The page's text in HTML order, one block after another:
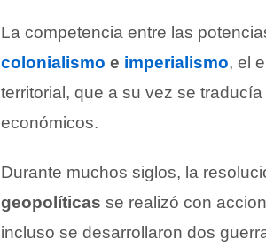
La competencia entre las
colonialismo e imperialismo, el
territorial, que a su vez se
económicos.
Durante muchos siglos, la
geopolíticas se realizó con
incluso se desarrollaron dos